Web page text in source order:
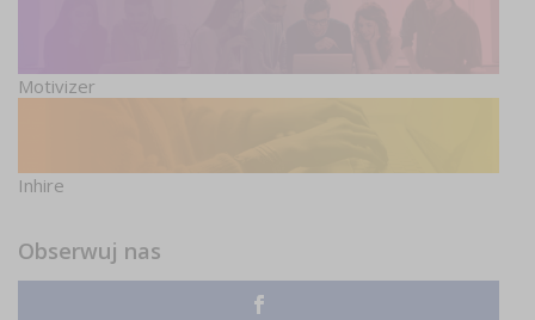
Motivizer
Inhire
Obserwuj nas